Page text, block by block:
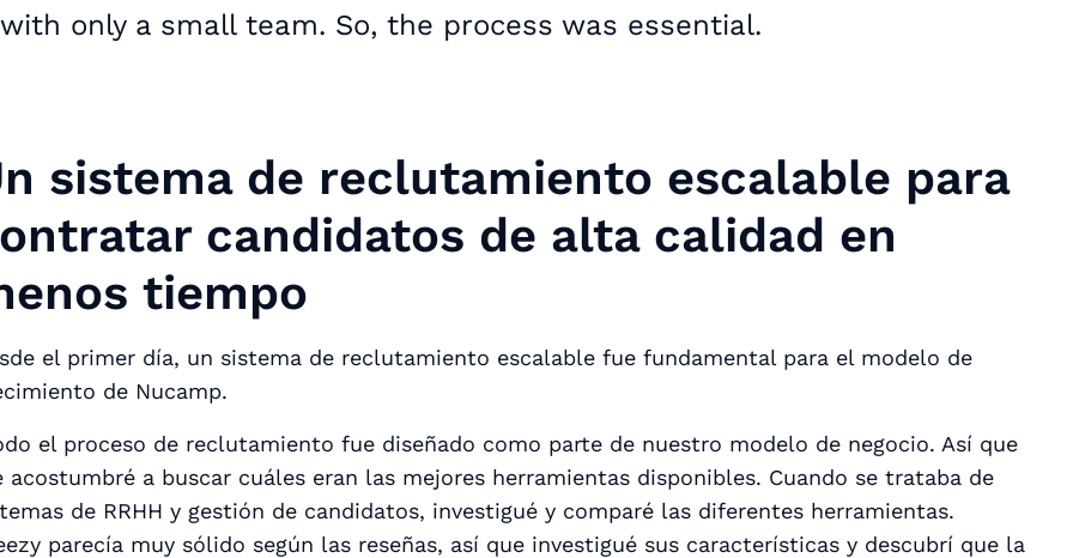
with only a small team. So, the process was essential.
sistema de reclutamiento escalable para
candidatos de alta calidad en
tiempo
el primer día, un sistema de reclutamiento escalable fue fundamental para el modelo de
de Nucamp.
el proceso de reclutamiento fue diseñado como parte de nuestro modelo de negocio. Así que
acostumbré a buscar cuáles eran las mejores herramientas disponibles. Cuando se trataba de
de RRHH y gestión de candidatos, investigué y comparé las diferentes herramientas.
parecía muy sólido según las reseñas, así que investigué sus características y descubrí que la